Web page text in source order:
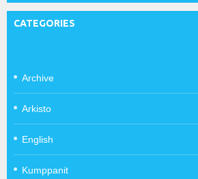
CATEGORIES
Archive
Arkisto
English
Kumppanit